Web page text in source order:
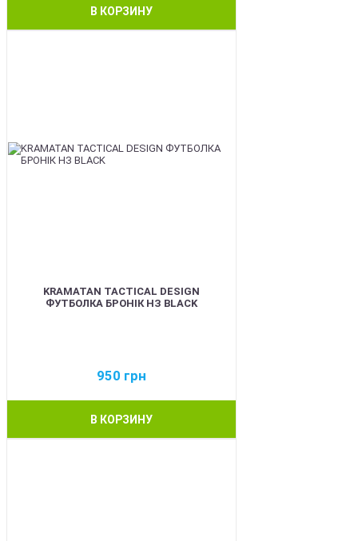
В КОРЗИНУ
KRAMATAN TACTICAL DESIGN
ФУТБОЛКА БРОНІК НЗ BLACK
950 грн
В КОРЗИНУ